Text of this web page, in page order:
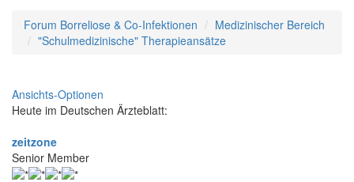
Forum Borreliose & Co-Infektionen
Medizinischer Bereich
"Schulmedizinische" Therapieansätze
Ansichts-Optionen
Heute im Deutschen Ärzteblatt:
zeitzone
Senior Member